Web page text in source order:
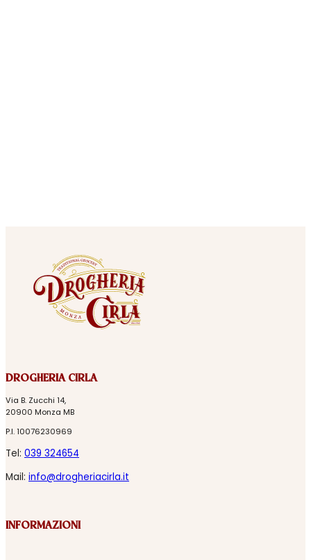
DROGHERIA CIRLA
Via B. Zucchi 14,
20900 Monza MB
P.I. 10076230969
Tel: 039 324654
Mail: info@drogheriacirla.it
INFORMAZIONI